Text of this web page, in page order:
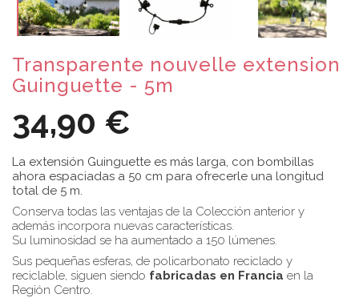
Transparente nouvelle extension
Guinguette - 5m
34,90 €
La extensión Guinguette es más larga, con bombillas
ahora espaciadas a 50 cm para ofrecerle una longitud
total de 5 m.
Conserva todas las ventajas de la Colección anterior y
además incorpora nuevas características.
Su luminosidad se ha aumentado a 150 lúmenes.
Sus pequeñas esferas, de policarbonato reciclado y
reciclable, siguen siendo fabricadas en Francia en la
Región Centro.